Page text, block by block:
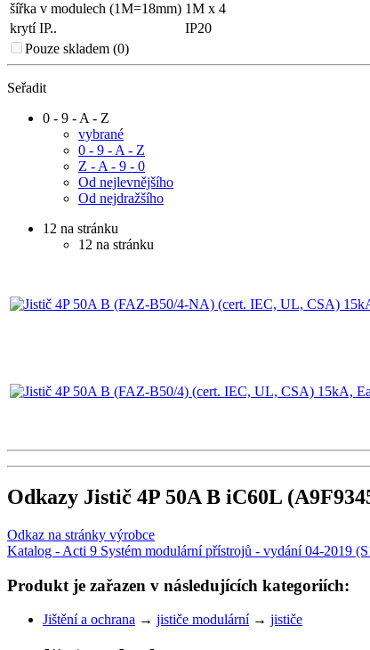
šířka v modulech (1M=18mm) 1M x 4
krytí IP..
IP20
Pouze skladem (0)
Seřadit
0 - 9 - A - Z
vybrané
0 - 9 - A - Z
Z - A - 9 - 0
Od nejlevnějšího
Od nejdražšího
12 na stránku
12 na stránku
Odkazy Jistič 4P 50A B iC60L
Odkaz na stránky výrobce
Katalog - Acti 9 Systém modulární přístrojů - vydání 04-2019
Produkt je zařazen v následujících kategoriích:
Jištění a ochrana → jističe modulární→ jističe